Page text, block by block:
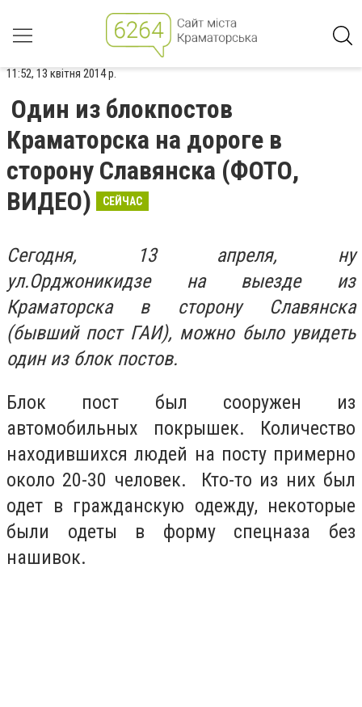
11:52, 13 квітня 2014 р.
Один из блокпостов
Краматорска на дороге в
сторону Славянска (ФОТО,
ВИДЕО)
CЕЙЧАС
Сегодня, 13 апреля, ну
ул.Орджоникидзе на выезде из
Краматорска в сторону Славянска
(бывший пост ГАИ), можно было увидеть
один из блок постов.
Блок пост был сооружен из
автомобильных покрышек. Количество
находившихся людей на посту примерно
около 20-30 человек. Кто-то из них был
одет в гражданскую одежду, некоторые
были одеты в форму спецназа без
нашивок.